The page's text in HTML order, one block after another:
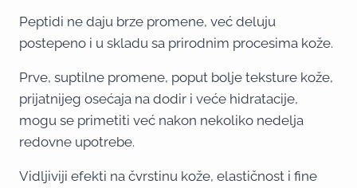
Peptidi ne daju brze promene, već deluju
postepeno i u skladu sa prirodnim procesima kože.
Prve, suptilne promene, poput bolje teksture kože,
prijatnijeg osećaja na dodir i veće hidratacije,
mogu se primetiti već nakon nekoliko nedelja
redovne upotrebe.
Vidljiviji efekti na čvrstinu kože, elastičnost i fine